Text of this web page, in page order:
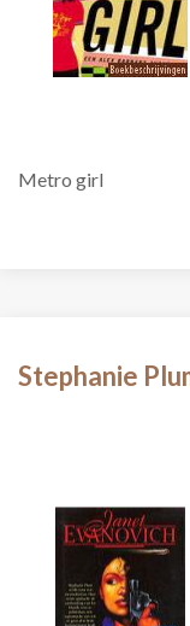
Metro girl
Stephanie